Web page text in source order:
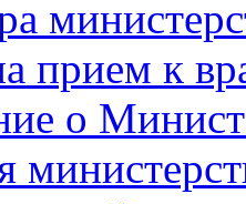
прием к
о